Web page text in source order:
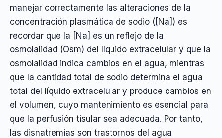
manejar correctamente las alteraciones de la
concentración plasmática de sodio ([Na]) es
recordar que la [Na] es un reflejo de la
osmolalidad (Osm) del líquido extracelular y que la
osmolalidad indica cambios en el agua, mientras
que la cantidad total de sodio determina el agua
total del líquido extracelular y produce cambios en
el volumen, cuyo mantenimiento es esencial para
que la perfusión tisular sea adecuada. Por tanto,
las disnatremias son trastornos del agua